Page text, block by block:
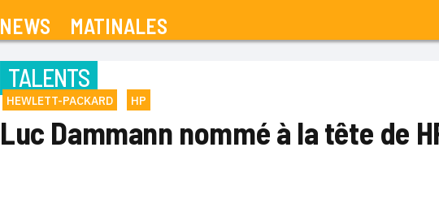
NEWS MATINALES
TALENTS
HEWLETT-PACKARD HP
Luc Dammann nommé à la tête de